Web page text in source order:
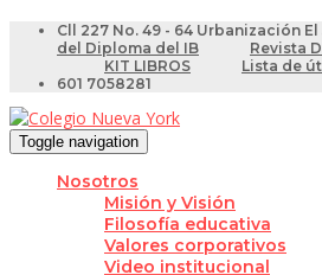
Cll 227 No. 49 - 64 Urbanización
del Diploma del IB
Revista
KIT LIBROS
Lista de
601 7058281
Toggle navigation
Nosotros
Misión y Visión
Filosofía educativa
Valores corporativos
Video institucional